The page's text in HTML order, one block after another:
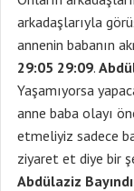
arkadaşlarıyla
annenin babanın
29:05 29:09.
Yaşamıyorsa
anne baba olayı
etmeliyiz sadece
ziyaret et diye bir
Abdülaziz